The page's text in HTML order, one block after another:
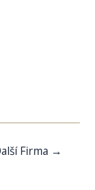
Firma →